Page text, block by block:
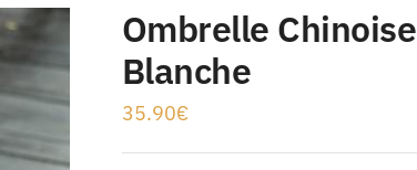
Ombrelle Chinoise
Blanche
35.90€